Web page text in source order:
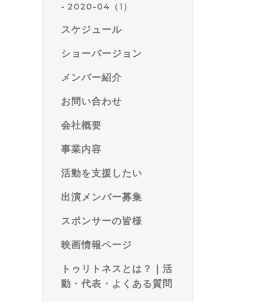
2020-04（1）
スケジュール
ショーバージョン
メンバー紹介
お問い合わせ
会社概要
事業内容
活動を支援したい
出演メンバー募集
スポンサーの皆様
映画情報ページ
トゥリトネスとは？｜活
動・代表・よくある質問